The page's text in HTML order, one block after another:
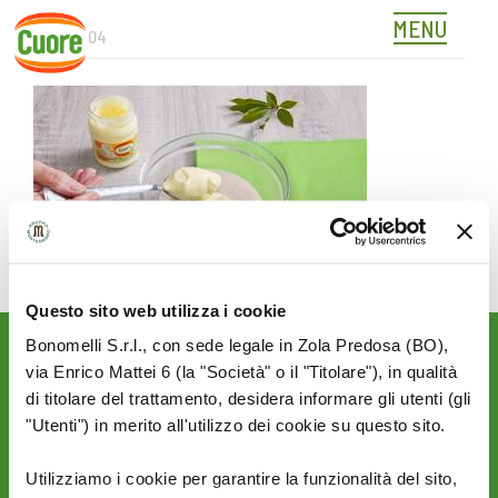
Questo sito web utilizza i cookie
Bonomelli S.r.l., con sede legale in Zola Predosa (BO),
via Enrico Mattei 6 (la "Società" o il "Titolare"), in qualità
di titolare del trattamento, desidera informare gli utenti (gli
"Utenti") in merito all'utilizzo dei cookie su questo sito.
Utilizziamo i cookie per garantire la funzionalità del sito,
Skip
content
MENU
412617_04
Rimani aggiornato sulle
novità del mondo Cuore:
SEGUICI SU: